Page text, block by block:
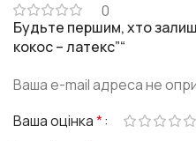
0
Будьте першим, хто
кокос – латекс”“
Ваша e-mail адреса не
Ваша оцінка*